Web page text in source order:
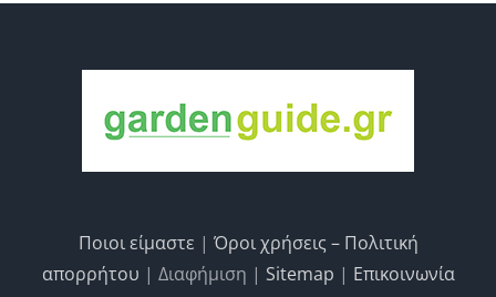
Ποιοι είμαστε | Όροι χρήσεις – Πολιτική
απορρήτου | Διαφήμιση | Sitemap | Επικοινωνία